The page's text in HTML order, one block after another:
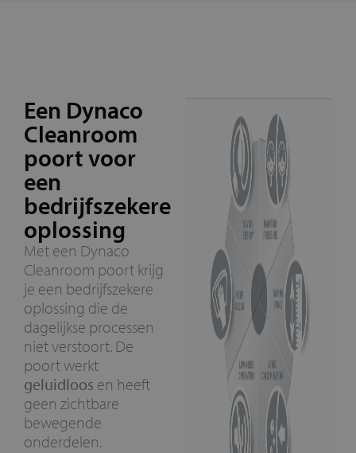
Een Dynaco
Cleanroom
poort voor
een
bedrijfszekere
oplossing
Met een Dynaco
Cleanroom poort krijg
je een bedrijfszekere
oplossing die de
dagelijkse processen
niet verstoort. De
poort werkt
geluidloos en heeft
geen zichtbare
bewegende
onderdelen.